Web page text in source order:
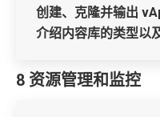
创建、克隆并输出
介绍内容库的类型以
8 资源管理和监控